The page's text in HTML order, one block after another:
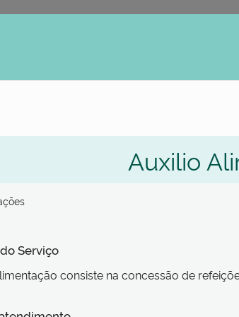
Auxilio
Serviço
consiste na concessão de